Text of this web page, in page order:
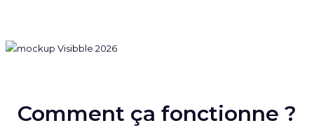
Comment ça fonctionne ?